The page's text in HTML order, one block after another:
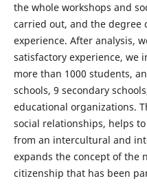
the whole workshops and
carried out, and the degree
experience. After analysis,
satisfactory experience, we
more than 1000 students,
schools, 9 secondary
educational organizations.
social relationships, helps
from an intercultural and
expands the concept of the
citizenship that has been